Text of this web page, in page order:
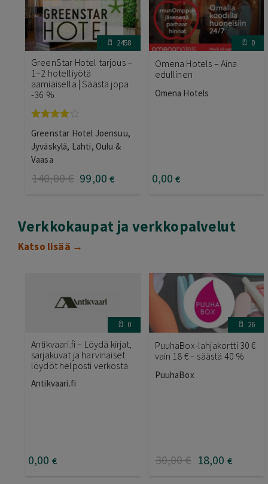
2458
GreenStar Hotel tarjous –
1–2 hotelliyötä
aamiaisella | Säästä jopa
-36 %
tuotteesta:
4.00 / 5
Greenstar Hotel Joensuu,
Jyväskylä, Lahti, Oulu &
Vaasa
140,00€ 99,00 €
0
Omena Hotels – Aina
edullinen
Omena Hotels
0,00 €
Verkkokaupat ja verkkopalvelut
Katso lisää →
0
Antikvaari.fi – Löydä kirjat,
sarjakuvat ja harvinaiset
löydöt helposti verkosta
Antikvaari.fi
0,00 €
26
PuuhaBox-lahjakortti 30 €
vain 18 € – säästä 40 %
PuuhaBox
30,00€ 18,00 €